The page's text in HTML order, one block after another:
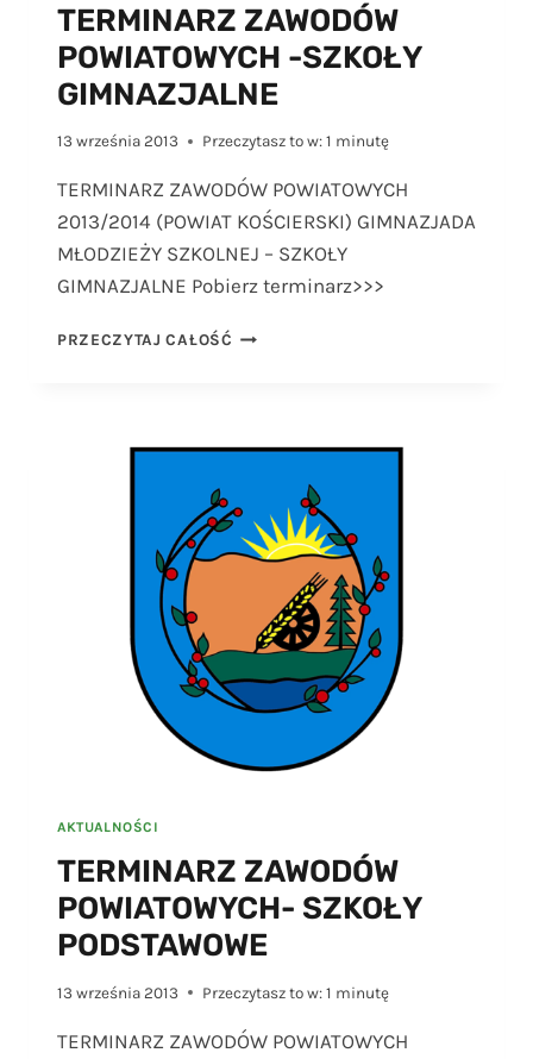
TERMINARZ ZAWODÓW
POWIATOWYCH -SZKOŁY
GIMNAZJALNE
13 września 2013 Przeczytasz to w: 1 minutę
TERMINARZ ZAWODÓW POWIATOWYCH
2013/2014 (POWIAT KOŚCIERSKI) GIMNAZJADA
MŁODZIEŻY SZKOLNEJ – SZKOŁY
GIMNAZJALNE Pobierz terminarz>>>
PRZECZYTAJ CAŁOŚĆ TERMINARZ
AKTUALNOŚCI
TERMINARZ ZAWODÓW
POWIATOWYCH- SZKOŁY
PODSTAWOWE
13 września 2013 Przeczytasz to w: 1 minutę
TERMINARZ ZAWODÓW POWIATOWYCH